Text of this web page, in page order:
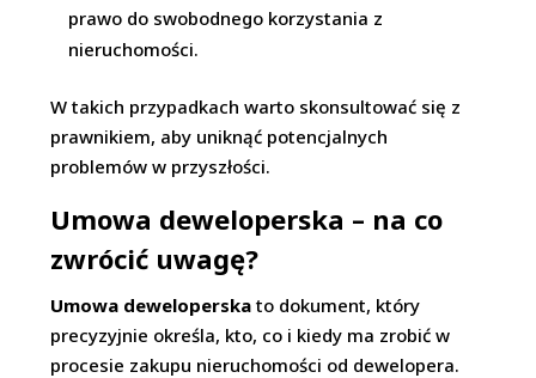
prawo do swobodnego korzystania z
nieruchomości.
W takich przypadkach warto skonsultować się z
prawnikiem, aby uniknąć potencjalnych
problemów w przyszłości.
Umowa deweloperska – na co
zwrócić uwagę?
Umowa deweloperska to dokument, który
precyzyjnie określa, kto, co i kiedy ma zrobić w
procesie zakupu nieruchomości od dewelopera.